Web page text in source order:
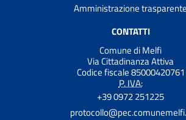
Amministrazione trasparente
CONTATTI
Comune di Melfi
Via Cittadinanza Attiva
Codice fiscale 85000420761
P. IVA:
+39 0972 251225